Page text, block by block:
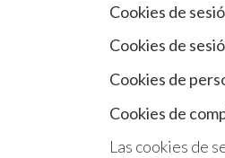
Cookies de
Cookies de
Cookies de
Cookies de
Las cookies de